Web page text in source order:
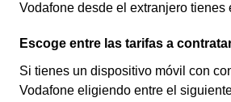
Vodafone desde el extranjero
Escoge entre las tarifas a
Si tienes un dispositivo móvil con
Vodafone eligiendo entre el